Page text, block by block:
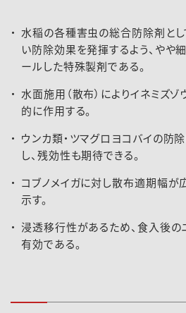
水稲の各種害虫の総合防除剤とし
い防除効果を発揮するよう、やや
ールした特殊製剤である。
水面施用（散布）によりイネミズ
的に作用する。
ウンカ類・ツマグロヨコバイの防
し、残効性も期待できる。
コブノメイガに対し散布適期幅が
示す。
浸透移行性があるため、食入後の
有効である。